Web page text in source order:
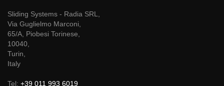
Sliding Systems - Radia SRL,
Via Guglielmo Marconi,
65/A, Piobesi Torinese,
10040,
Turin,
Italy
Tel: +39 011 993 6019